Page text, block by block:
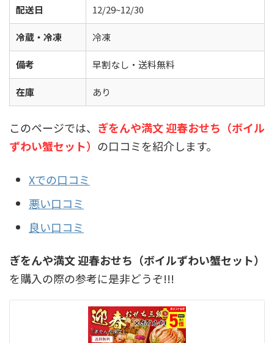
配送日 12/29~12/30
冷蔵・冷凍 冷凍
備考 早割なし・送料無料
在庫 あり
このページでは、 ぎをんや満文 迎春おせち（ボイル
ずわい蟹セット） の口コミを紹介します。
Xでの口コミ
悪い口コミ
良い口コミ
ぎをんや満文 迎春おせち（ボイルずわい蟹セット）
を購入の際の参考に是非どうぞ!!!